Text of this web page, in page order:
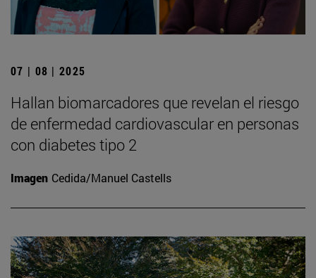
07 | 08 | 2025
Hallan biomarcadores que revelan el riesgo
de enfermedad cardiovascular en personas
con diabetes tipo 2
Imagen Cedida/Manuel Castells